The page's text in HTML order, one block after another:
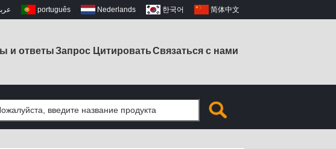
português Nederlands 한국어 简体中文
и ответыЗапрос ЦитироватьСвязаться с нами